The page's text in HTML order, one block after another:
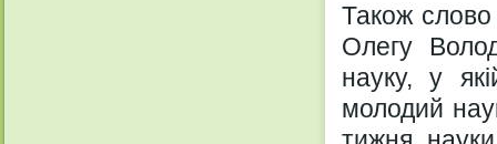
Також
Олегу
науку, у
молодий